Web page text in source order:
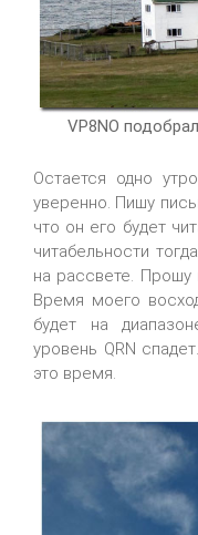
VP8NO
Остается одно
уверенно. Пишу
что он его будет
читабельности
на рассвете. Прошу
Время моего
будет на
уровень QRN
это время.